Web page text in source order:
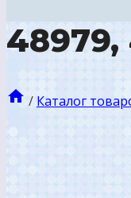
48979,
/ Каталог